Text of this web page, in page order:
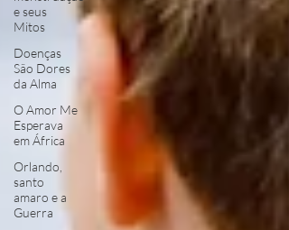
e seus
Mitos
Doenças
São Dores
da Alma
O Amor Me
Esperava
em África
Orlando,
santo
amaro e a
Guerra